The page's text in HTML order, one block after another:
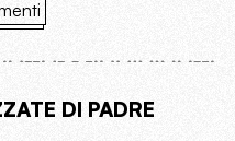
DI PADRE